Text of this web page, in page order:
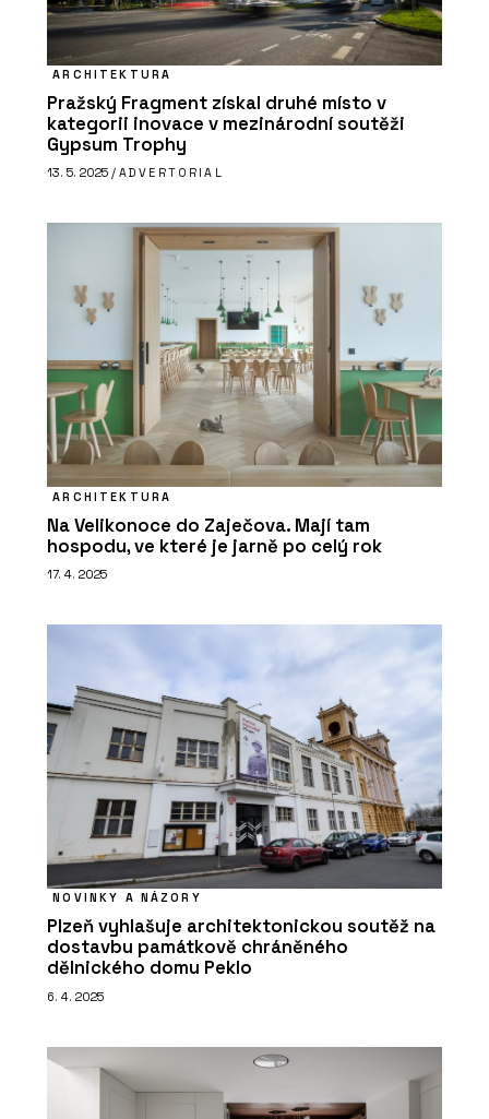
ARCHITEKTURA
Pražský Fragment získal druhé místo v
kategorii inovace v mezinárodní soutěži
Gypsum Trophy
13. 5. 2025 / ADVERTORIAL
ARCHITEKTURA
Na Velikonoce do Zaječova. Mají tam
hospodu, ve které je jarně po celý rok
17. 4. 2025
NOVINKY A NÁZORY
Plzeň vyhlašuje architektonickou soutěž na
dostavbu památkově chráněného
dělnického domu Peklo
6. 4. 2025